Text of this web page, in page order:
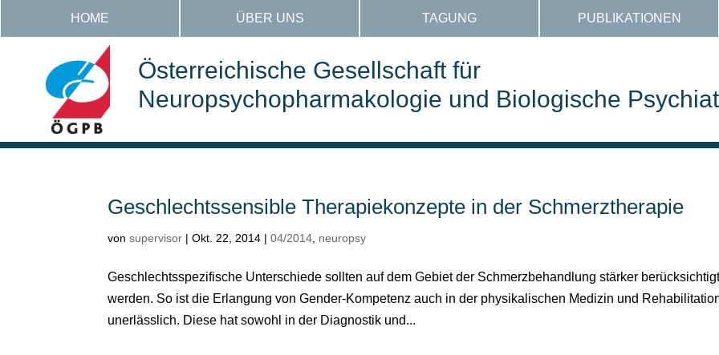
HOME ÜBER UNS TAGUNG PUBLIKATIONEN
Österreichische Gesellschaft für
Neuropsychopharmakologie und Biologische
Geschlechtssensible Therapiekonzepte in der Schmerztherapie
vonsupervisor |Okt. 22, 2014 |04/2014 neuropsy
Geschlechtsspezifische Unterschiede sollten auf dem Gebiet der Schmerzbehandlung stärker
werden. So ist die Erlangung von Gender-Kompetenz auch in der physikalischen Medizin und
unerlässlich. Diese hat sowohl in der Diagnostik und...